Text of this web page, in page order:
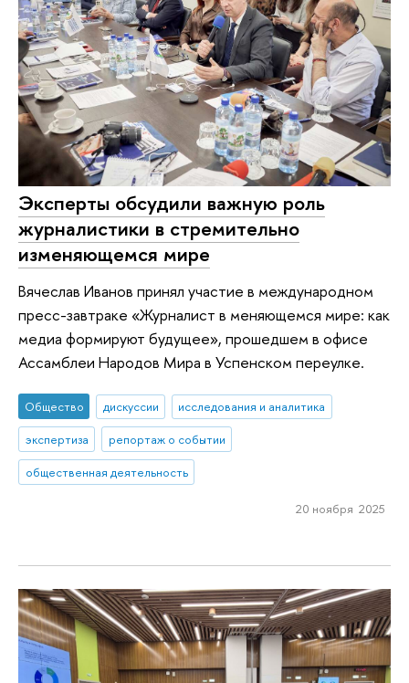
Эксперты обсудили важную роль
журналистики в стремительно
изменяющемся мире
Вячеслав Иванов принял участие в международном
пресс-завтраке «Журналист в меняющемся мире: как
медиа формируют будущее», прошедшем в офисе
Ассамблеи Народов Мира в Успенском переулке.
Общество дискуссии
исследования и аналитика
экспертиза
репортаж о событии
общественная деятельность
20 ноября 2025